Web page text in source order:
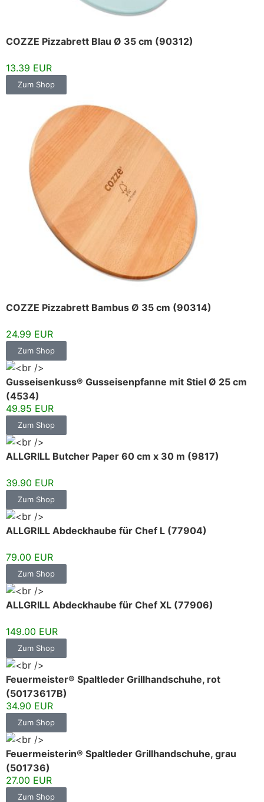
COZZE Pizzabrett Blau Ø 35 cm (90312)
13.39 EUR
Zum Shop
COZZE Pizzabrett Bambus Ø 35 cm (90314)
24.99 EUR
Zum Shop
Gusseisenkuss® Gusseisenpfanne mit Stiel Ø 25 cm
(4534)
49.95 EUR
Zum Shop
ALLGRILL Butcher Paper 60 cm x 30 m (9817)
39.90 EUR
Zum Shop
ALLGRILL Abdeckhaube für Chef L (77904)
79.00 EUR
Zum Shop
ALLGRILL Abdeckhaube für Chef XL (77906)
149.00 EUR
Zum Shop
Feuermeister® Spaltleder Grillhandschuhe, rot
(50173617B)
34.90 EUR
Zum Shop
Feuermeisterin® Spaltleder Grillhandschuhe, grau
(501736)
27.00 EUR
Zum Shop